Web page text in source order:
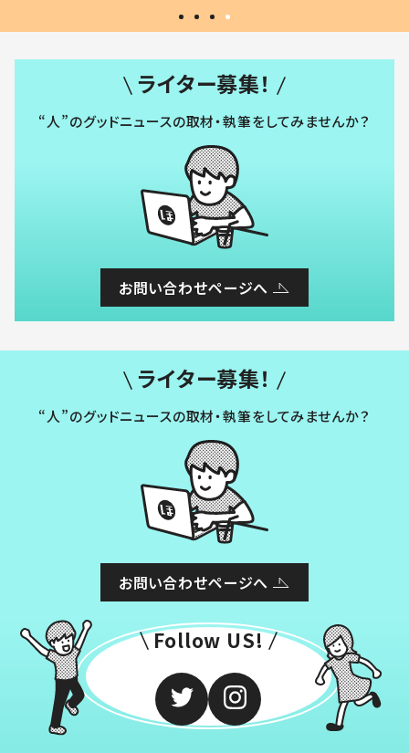
ライター募集！
“人”のグッドニュースの取材・執筆をしてみませんか？
お問い合わせページへ
ライター募集！
“人”のグッドニュースの取材・執筆をしてみませんか？
お問い合わせページへ
Follow US!